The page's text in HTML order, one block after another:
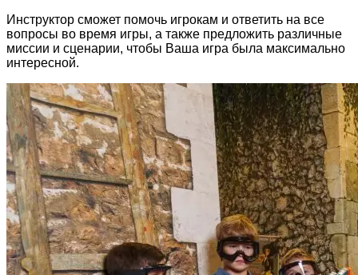
Инструктор сможет помочь игрокам и ответить на все
вопросы во время игры, а также предложить различные
миссии и сценарии, чтобы Ваша игра была максимально
интересной.